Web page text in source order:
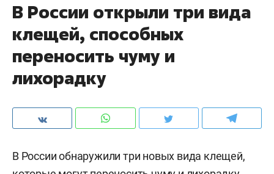
В России открыли три вида
клещей, способных
переносить чуму и
лихорадку
В России обнаружили три новых вида клещей,